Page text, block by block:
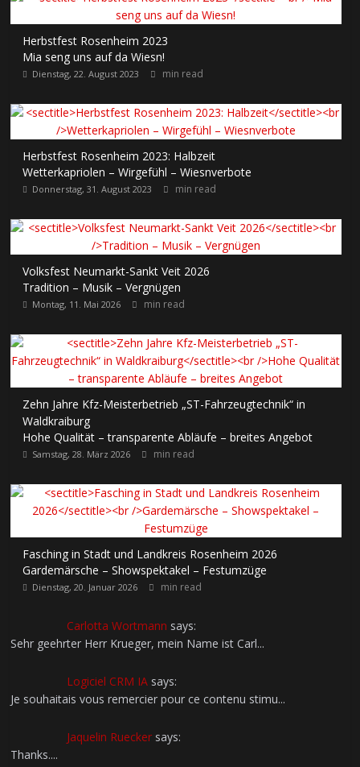
Herbstfest Rosenheim 2023
Mia seng uns auf da Wiesn!
Dienstag, 22. August 2023 min read
Herbstfest Rosenheim 2023: Halbzeit
Wetterkapriolen – Wirgefühl – Wiesnverbote
Donnerstag, 31. August 2023 min read
Volksfest Neumarkt-Sankt Veit 2026
Tradition – Musik – Vergnügen
Montag, 11. Mai 2026 min read
Zehn Jahre Kfz-Meisterbetrieb „ST-Fahrzeugtechnik“ in
Waldkraiburg
Hohe Qualität – transparente Abläufe – breites Angebot
Samstag, 28. März 2026 min read
Fasching in Stadt und Landkreis Rosenheim 2026
Gardemärsche – Showspektakel – Festumzüge
Dienstag, 20. Januar 2026 min read
Carlotta Wortmann says:
Sehr geehrter Herr Krueger, mein Name ist Carl...
Logiciel CRM IA says:
Je souhaitais vous remercier pour ce contenu stimu...
Jaquelin Ruecker says:
Thanks....